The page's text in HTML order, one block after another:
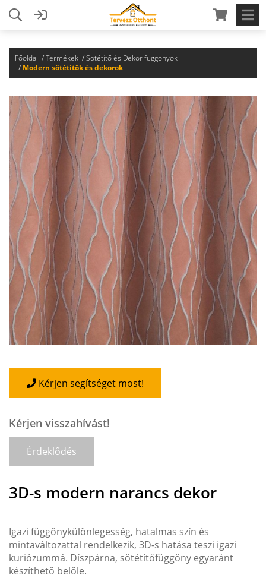
Főoldal Termékek
Sötétítő és Dekor függönyök
Modern sötétítők és dekorok
Kérjen segítséget most!
Kérjen visszahívást!
Érdeklődés
3D-s modern narancs dekor
Igazi függönykülönlegesség, hatalmas szín és
mintaváltozattal rendelkezik, 3D-s hatása teszi igazi
kuriózummá. Díszpárna, sötétítőfüggöny egyaránt
készíthető belőle.